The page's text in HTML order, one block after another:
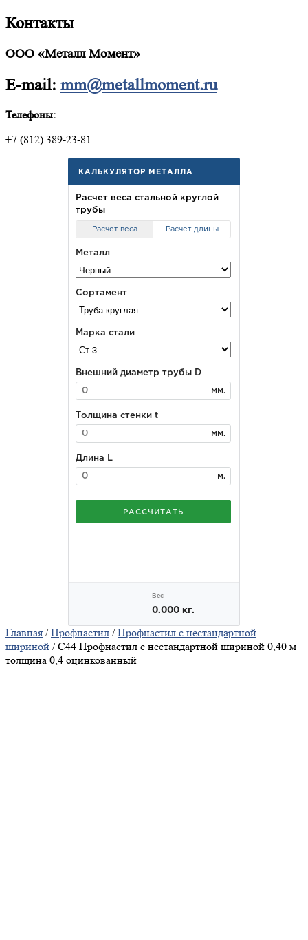
Контакты
ООО «Металл Момент»
E-mail: mm@metallmoment.ru
Телефоны:
+7 (812) 389-23-81
Главная /Профнастил /Профнастил с нестандартной
шириной / С44 Профнастил с нестандартной шириной 0,40 м
толщина 0,4 оцинкованный